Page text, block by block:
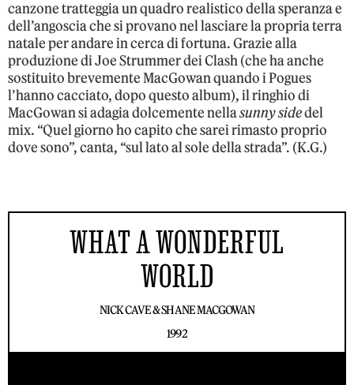
canzone tratteggia un quadro realistico della speranza e
dell’angoscia che si provano nel lasciare la propria terra
natale per andare in cerca di fortuna. Grazie alla
produzione di Joe Strummer dei Clash (che ha anche
sostituito brevemente MacGowan quando i Pogues
l’hanno cacciato, dopo questo album), il ringhio di
MacGowan si adagia dolcemente nellasunny sidedel
mix. “Quel giorno ho capito che sarei rimasto proprio
dove sono”, canta, “sul lato al sole della strada”. (K.G.)
WHAT A WONDERFUL
WORLD
NICK CAVE & SHANE MACGOWAN
1992